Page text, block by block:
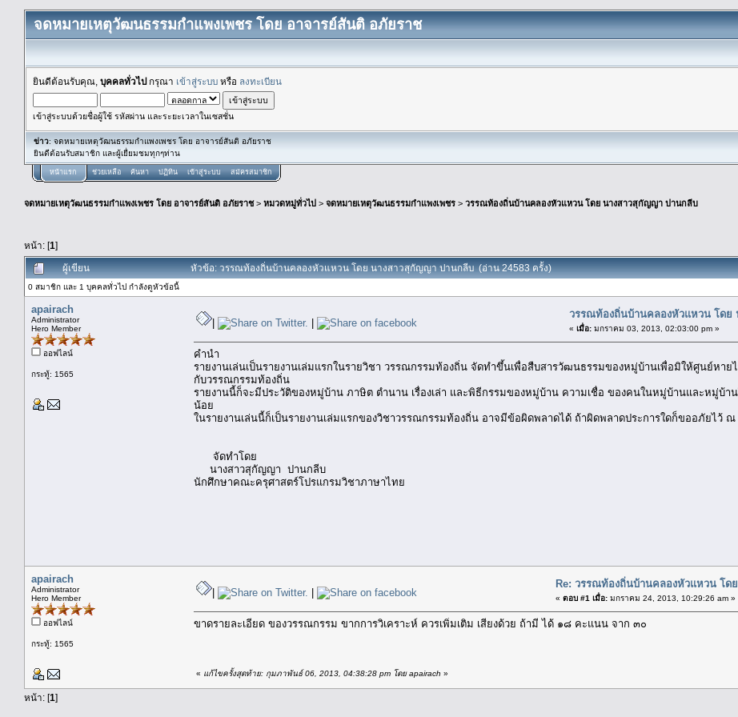
จดหมายเหตุวัฒนธรรมกำแพงเพชร โดย อาจารย์สันติ อภัยราช
ยินดีต้อนรับคุณ, บุคคลทั่วไปกรุณา เข้าสู่ระบบ หรือ ลงทะเบียน
เข้าสู่ระบบด้วยชื่อผู้ใช้ รหัสผ่าน และระยะเวลาในเซสชั่น
ข่าว: จดหมายเหตุวัฒนธรรมกำแพงเพชร โดย อาจารย์สันติ อภัยราช
ยินดีต้อนรับสมาชิก และผู้เยื่ยมชมทุกๆท่าน
หน้าแรก ช่วยเหลือ ค้นหา ปฏิทิน เข้าสู่ระบบ สมัครสมาชิก
จดหมายเหตุวัฒนธรรมกำแพงเพชร โดย อาจารย์สันติ อภัยราช> หมวดหมู่ทั่วไป > จดหมายเหตุวัฒนธรรมกำแพงเพชร > วรรณท้องถิ่นบ้านคลองหัวแหวน โดย นางสาวสุกัญญา ปานกลีบ
หน้า: [1]
ผู้เขียน หัวข้อ: วรรณท้องถิ่นบ้านคลองหัวแหวน โดย นางสาวสุกัญญา ปานกลีบ (อ่าน 24583 ครั้ง)
0 สมาชิก และ 1 บุคคลทั่วไป กำลังดูหัวข้อนี้
apairach
Administrator
Hero Member
ออฟไลน์
กระทู้: 1565
| |
วรรณท้องถิ่นบ้านคลองหัวแหวน โดย
« เมื่อ: มกราคม 03, 2013, 02:03:00 pm »
คำนำ
รายงานเล่นเป็นรายงานเล่มแรกในรายวิชา วรรณกรรมท้องถิ่น จัดทำขึ้นเพื่อสืบสารวัฒนธรรมของหมู่บ้านเพื่อมิให้ศูนย์หา
กับวรรณกรรมท้องถิ่น
รายงานนี้ก็จะมีประวัติของหมู่บ้าน ภาษิต ตำนาน เรื่องเล่า และพิธีกรรมของหมู่บ้าน ความเชื่อ ของคนในหมู่บ้านและหมู่บ้า
น้อย
ในรายงานเล่นนี้ก็เป็นรายงานเล่มแรกของวิชาวรรณกรรมท้องถิ่น อาจมีข้อผิดพลาดได้ ถ้าผิดพลาดประการใดก็ขออภัยไว้
จัดทำโดย
นางสาวสุกัญญา ปานกลีบ
นักศึกษาคณะครุศาสตร์โปรแกรมวิชาภาษาไทย
apairach
Administrator
Hero Member
ออฟไลน์
กระทู้: 1565
| |
Re: วรรณท้องถิ่นบ้านคลองหัวแหวน โด
« ตอบ #1 เมื่อ: มกราคม 24, 2013, 10:29:26 am »
ขาดรายละเอียด ของวรรณกรรม ขากการวิเคราะห์ ควรเพิ่มเติม เสียงด้วย ถ้ามี ได้ ๑๘ คะแนน จาก ๓๐
« แก้ไขครั้งสุดท้าย: กุมภาพันธ์ 06, 2013, 04:38:28 pm โดย apairach »
หน้า: [1]